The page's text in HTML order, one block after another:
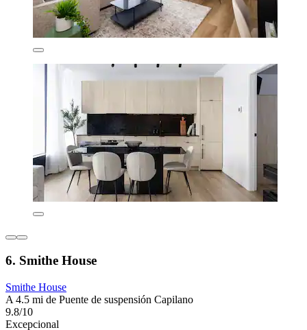
6. Smithe House
Smithe House
A 4.5 mi de Puente de suspensión Capilano
9.8/10
Excepcional